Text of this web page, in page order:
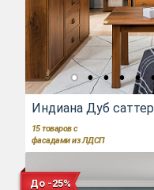
Индиана Дуб саттер
15товаров с
фасадами из ЛДСП
До -25%